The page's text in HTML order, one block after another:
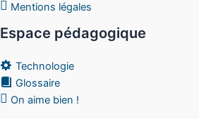
Mentions légales
Espace pédagogique
Technologie
Glossaire
On aime bien !